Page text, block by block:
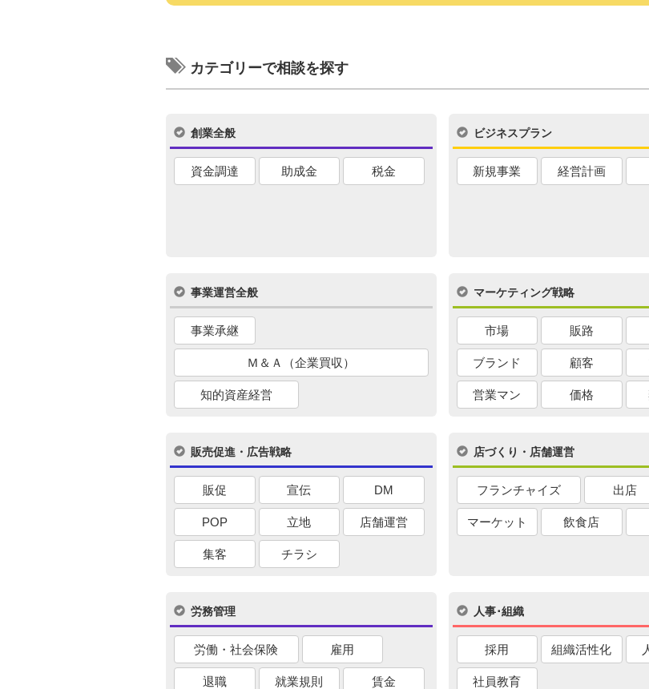
カテゴリーで相談を探す
創業全般
資金調達 助成金 税金
ビジネスプラン
新規事業 経営計画
事業運営全般
事業承継
Ｍ＆Ａ（企業買収）
知的資産経営
マーケティング戦略
市場 販路
ブランド 顧客
営業マン 価格
販売促進・広告戦略
販促 宣伝 DM
POP 立地 店舗運営
集客 チラシ
店づくり・店舗運営
フランチャイズ 出店
マーケット 飲食店
労務管理
労働・社会保険 雇用
退職 就業規則 賃金
人事･組織
採用 組織活性化
社員教育